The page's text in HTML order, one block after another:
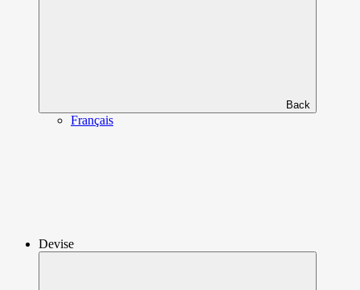
Back
Français
Devise